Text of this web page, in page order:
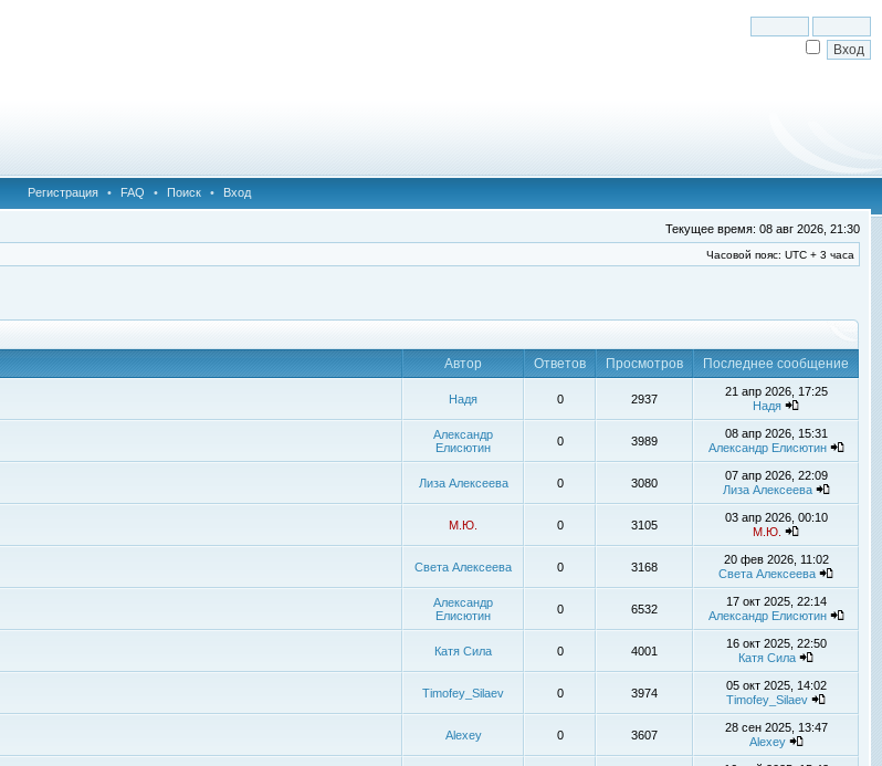
Регистрация • FAQ • Поиск • Вход
Текущее время: 08 авг 2026, 21:30
Часовой пояс: UTC + 3 часа
Автор Ответов Просмотров
Последнее сообщение
Надя 0 2937
21 апр 2026, 17:25
Надя
Александр
Елисютин
0 3989
08 апр 2026, 15:31
Александр Елисютин
Лиза Алексеева 0 3080
07 апр 2026, 22:09
Лиза Алексеева
М.Ю. 0 3105
03 апр 2026, 00:10
М.Ю.
Света Алексеева 0 3168
20 фев 2026, 11:02
Света Алексеева
Александр
Елисютин
0 6532
17 окт 2025, 22:14
Александр Елисютин
Катя Сила 0 4001
16 окт 2025, 22:50
Катя Сила
Timofey_Silaev 0 3974
05 окт 2025, 14:02
Timofey_Silaev
Alexey 0 3607
28 сен 2025, 13:47
Alexey